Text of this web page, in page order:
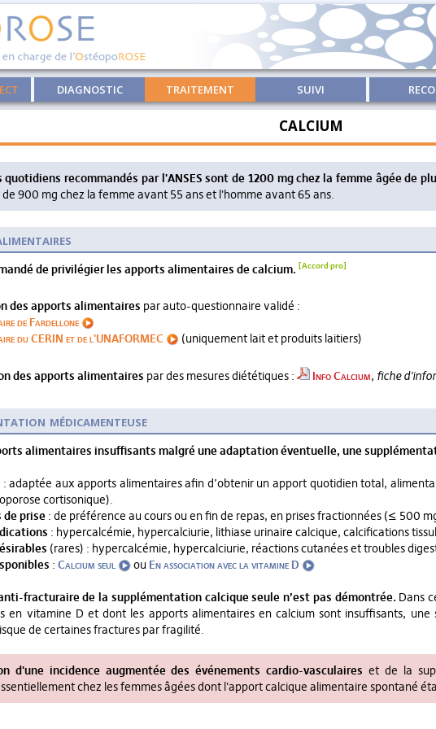
DIAGNOSTIC TRAITEMENT SUIVI
CALCIUM
quotidiens recommandés par l'ANSES sont de 1200 mg chez la femme âgée de
de 900 mg chez la femme avant 55 ans et l'homme avant 65 ans.
de privilégier les apports alimentaires de calcium. [Accord pro]
des apports alimentaires par auto-questionnaire validé :
de Fardellone
du CERIN et de l'UNAFORMEC
(uniquement lait et produits laitiers)
des apports alimentaires par des mesures diététiques : Info Calcium, fiche
médicamenteuse
alimentaires insuffisants malgré une adaptation éventuelle, une
: adaptée aux apports alimentaires afin d’obtenir un apport quotidien total,
cortisonique).
prise : de préférence au cours ou en fin de repas, en prises fractionnées (≤ 500
: hypercalcémie, hypercalciurie, lithiase urinaire calcique, calcifications
(rares) : hypercalcémie, hypercalciurie, réactions cutanées et troubles
: Calcium seul ou En association avec la vitamine D
fracturaire de la supplémentation calcique seule n’est pas démontrée. Dans
en vitamine D et dont les apports alimentaires en calcium sont insuffisants,
de certaines fractures par fragilité.
d'une incidence augmentée des événements cardio-vasculaires et de la
chez les femmes âgées dont l'apport calcique alimentaire spontané